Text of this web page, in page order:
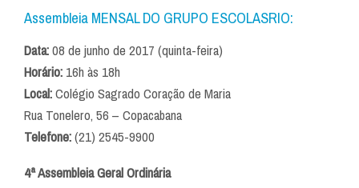
Assembleia MENSAL DO GRUPO ESCOLASRIO:
Data:08 de junho de 2017 (quinta-feira)
Horário:16h às 18h
Local:Colégio Sagrado Coração de Maria
Rua Tonelero, 56 – Copacabana
Telefone:(21) 2545-9900
4ª Assembleia Geral Ordinária